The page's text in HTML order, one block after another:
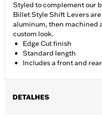
Styled to complement our
Billet Style Shift Levers
aluminum, then machined
custom look.
Edge Cut finish
Standard length
Includes a front and
DETALHES